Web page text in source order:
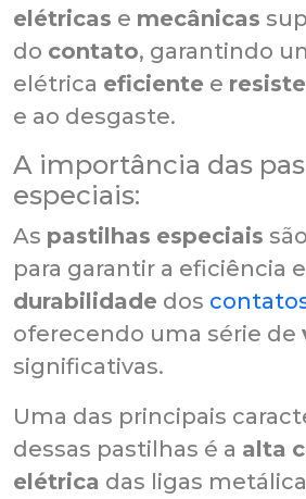
elétricas e mecânicas
do contato, garantindo
elétrica eficiente e
e ao desgaste.
A importância das
especiais:
As pastilhas especiais
para garantir a eficiência
durabilidade dos
oferecendo uma série de
significativas.
Uma das principais
dessas pastilhas é a alta
elétrica das ligas